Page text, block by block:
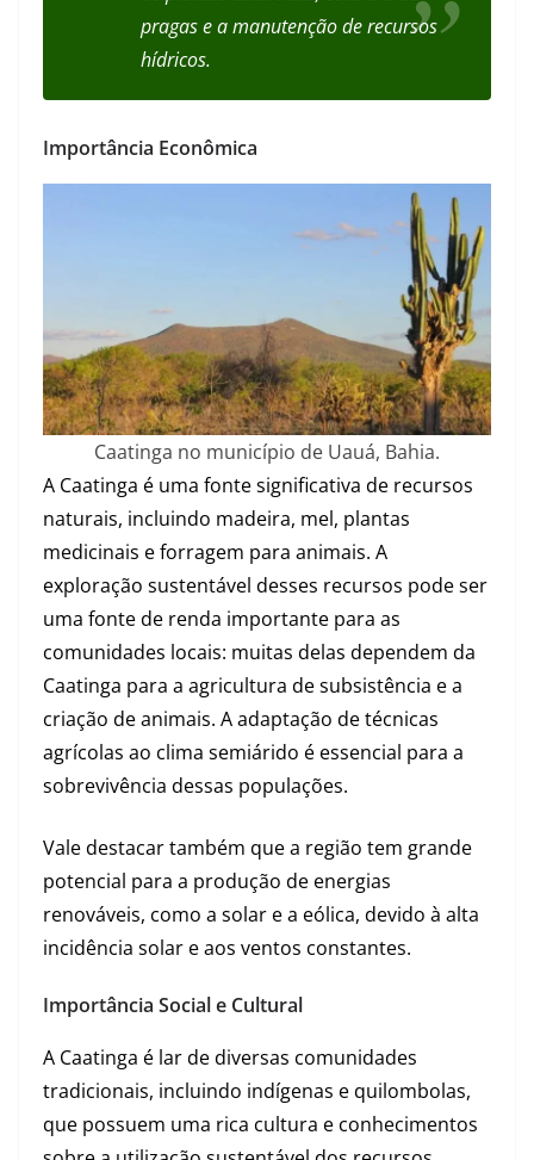
pragas e a manutenção de recursos
hídricos.
Importância Econômica
Caatinga no município de Uauá, Bahia.
A Caatinga é uma fonte significativa de recursos
naturais, incluindo madeira, mel, plantas
medicinais e forragem para animais. A
exploração sustentável desses recursos pode ser
uma fonte de renda importante para as
comunidades locais: muitas delas dependem da
Caatinga para a agricultura de subsistência e a
criação de animais. A adaptação de técnicas
agrícolas ao clima semiárido é essencial para a
sobrevivência dessas populações.
Vale destacar também que a região tem grande
potencial para a produção de energias
renováveis, como a solar e a eólica, devido à alta
incidência solar e aos ventos constantes.
Importância Social e Cultural
A Caatinga é lar de diversas comunidades
tradicionais, incluindo indígenas e quilombolas,
que possuem uma rica cultura e conhecimentos